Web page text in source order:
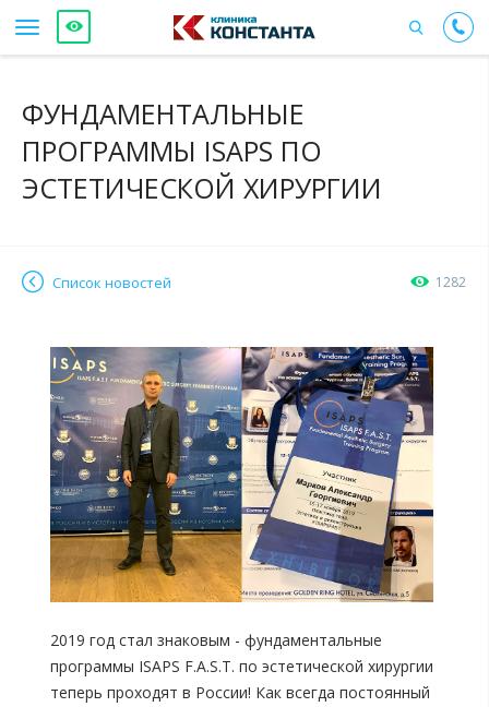
ФУНДАМЕНТАЛЬНЫЕ
ПРОГРАММЫ ISAPS ПО
ЭСТЕТИЧЕСКОЙ ХИРУРГИИ
Список новостей 1282
2019 год стал знаковым - фундаментальные
программы ISAPS F.A.S.T. по эстетической хирургии
теперь проходят в России! Как всегда постоянный